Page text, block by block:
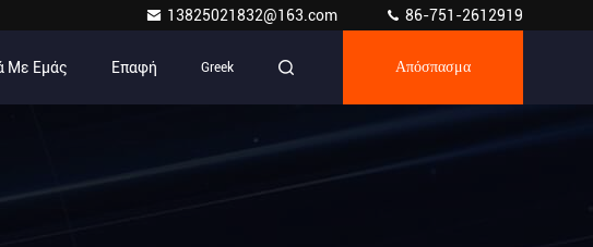
13825021832@163.com 86-751-2612919
Με Εμάς Επαφή Greek Απόσπασμα